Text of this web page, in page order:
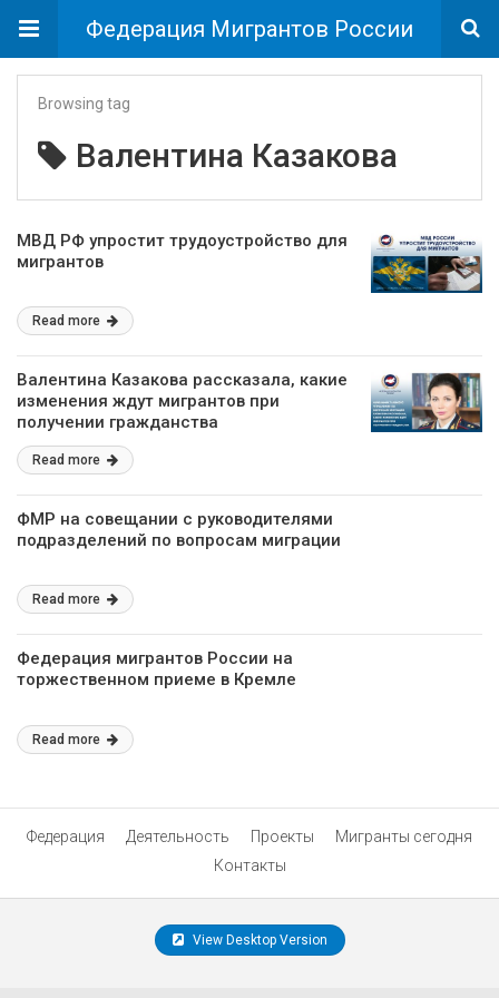
Федерация Мигрантов России
Browsing tag
Валентина Казакова
МВД РФ упростит трудоустройство для
мигрантов
Read more
Валентина Казакова рассказала, какие
изменения ждут мигрантов при
получении гражданства
Read more
ФМР на совещании с руководителями
подразделений по вопросам миграции
Read more
Федерация мигрантов России на
торжественном приеме в Кремле
Read more
Федерация Деятельность Проекты
Мигранты сегодня
Контакты
View Desktop Version